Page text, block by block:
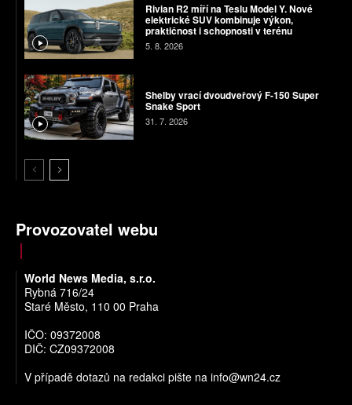
Rivian R2 míří na Teslu Model Y. Nové
elektrické SUV kombinuje výkon,
praktičnost i schopnosti v terénu
5. 8. 2026
Shelby vrací dvoudveřový F-150 Super
Snake Sport
31. 7. 2026
Provozovatel webu
World News Media, s.r.o.
Rybná 716/24
Staré Město, 110 00 Praha
IČO: 09372008
DIČ: CZ09372008
V případě dotazů na redakci pište na info@wn24.cz